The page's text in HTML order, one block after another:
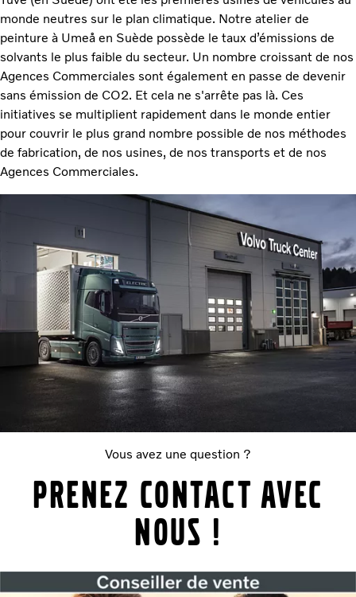
monde neutres sur le plan climatique. Notre atelier de
peinture à Umeå en Suède possède le taux d’émissions de
solvants le plus faible du secteur. Un nombre croissant de nos
Agences Commerciales sont également en passe de devenir
sans émission de CO2. Et cela ne s'arrête pas là. Ces
initiatives se multiplient rapidement dans le monde entier
pour couvrir le plus grand nombre possible de nos méthodes
de fabrication, de nos usines, de nos transports et de nos
Agences Commerciales.
Vous avez une question ?
Prenez contact avec
nous !